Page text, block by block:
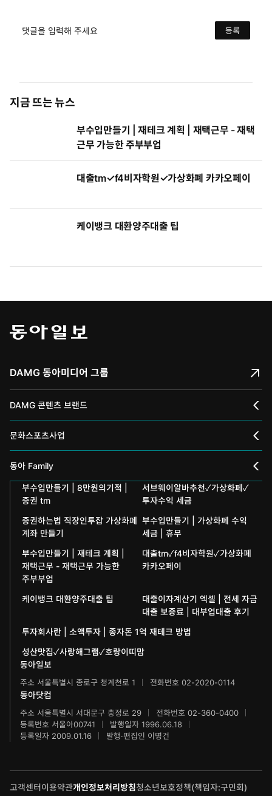
댓글을 입력해 주세요 등록
지금 뜨는 뉴스
부수입만들기 | 재테크 계획 | 재택근무 - 재택
근무 가능한 주부부업
대출tm✓f4비자학원✓가상화폐 카카오페이
케이뱅크 대환양주대출 팁
DAMG 동아미디어 그룹
DAMG 콘텐츠 브랜드
채널A
스포츠동아
어린이동아
과학동아
어린이과학동아
수학동아
브랜더쿠
게임동아
문화스포츠사업
동아 신춘문예
동아국악콩쿠르
동아음악콩쿠르
동아무용콩쿠르
동아주니어음악콩쿠르
동아마라톤
동아연극상
제주 국제사진공모전
동아 Family
인촌기념회
일민미술관
신문박물관
화정평화재단
하서학술재단
부수입만들기 | 8만원의기적 |
증권 tm
서브웨이알바추천✓가상화페✓
투자수익 세금
증권하는법 직장인투잡 가상화폐
계좌 만들기
부수입만들기 | 가상화폐 수익
세금 | 휴무
부수입만들기 | 재테크 계획 |
재택근무 - 재택근무 가능한
주부부업
대출tm✓f4비자학원✓가상화폐
카카오페이
케이뱅크 대환양주대출 팁
대출이자계산기 엑셀 | 전세 자금
대출 보증료 | 대부업대출 후기
투자회사란 | 소액투자 | 종자돈 1억 재테크 방법
성산맛집✓사랑해그램✓호랑이띠맘
동아일보
주소 서울특별시 종로구 청계천로 1 전화번호 02-2020-0114
동아닷컴
주소 서울특별시 서대문구 충정로 29
전화번호 02-360-0400
등록번호 서울아00741
발행일자 1996.06.18
등록일자 2009.01.16
발행·편집인 이명건
고객센터이용약관개인정보처리방침청소년보호정책(책임자:구민회)